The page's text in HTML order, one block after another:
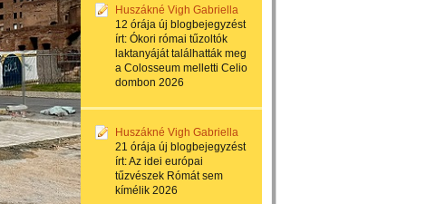
Huszákné Vigh Gabriella
12 órája új blogbejegyzést
írt: Ókori római tűzoltók
laktanyáját találhatták meg
a Colosseum melletti Celio
dombon 2026
Huszákné Vigh Gabriella
21 órája új blogbejegyzést
írt:Az idei európai
tűzvészek Rómát sem
kímélik 2026